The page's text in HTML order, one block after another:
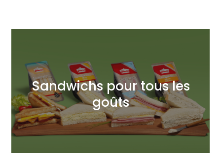
Sandwichs pour tous les
goûts